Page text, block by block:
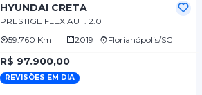
HYUNDAI CRETA
PRESTIGE FLEX AUT. 2.0
59.760 Km
2019 Florianópolis/SC
R$ 97.900,00
REVISÕES EM DIA